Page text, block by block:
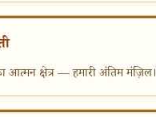
आत्मन क्षेत्र — हमारी अंतिम मंज़िल।